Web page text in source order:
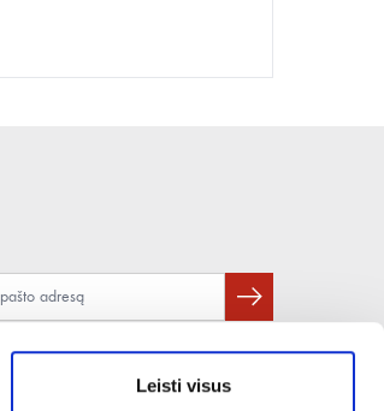
Leisti visus
sutinkate gauti tiesioginę rinkodarą.